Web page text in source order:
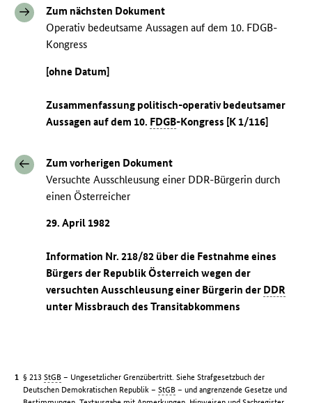
Zum nächsten Dokument
Operativ bedeutsame Aussagen auf dem 10. FDGB-
Kongress
[ohne Datum]
Zusammenfassung politisch-operativ bedeutsamer
Aussagen auf dem 10. FDGB-Kongress [K 1/116]
Zum vorherigen Dokument
Versuchte Ausschleusung einer DDR-Bürgerin durch
einen Österreicher
29. April 1982
Information Nr. 218/82 über die Festnahme eines
Bürgers der Republik Österreich wegen der
versuchten Ausschleusung einer Bürgerin der DDR
unter Missbrauch des Transitabkommens
§ 213StGB – Ungesetzlicher Grenzübertritt. Siehe Strafgesetzbuch der
Deutschen Demokratischen Republik –StGB – und angrenzende Gesetze und